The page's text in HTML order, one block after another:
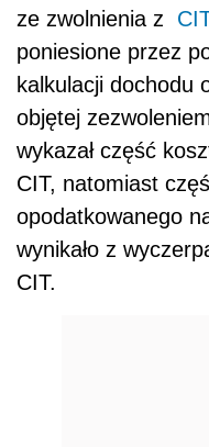
ze zwolnienia z CIT
poniesione przez
kalkulacji dochodu
objętej
wykazał część
CIT, natomiast
opodatkowanego
wynikało z
CIT.